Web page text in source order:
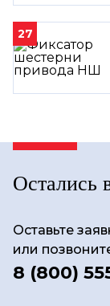
27
Остались
Оставьте
или
8 (800)